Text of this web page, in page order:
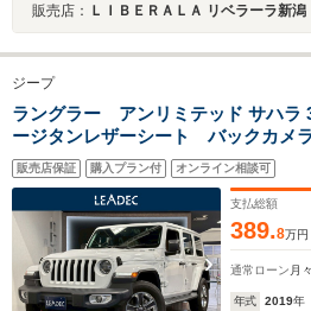
販売店： ＬＩＢＥＲＡＬＡ リベラーラ新潟
ジープ
ラングラー アンリミテッド サハ
ージタンレザーシート バックカ
フロントカメラ アップルカープレ
ール アダクティブクルーズコント
販売店保証 購入プラン付 オンライン相談可
支払総額
389.8万円
通常ローン 月々
年式 2019年